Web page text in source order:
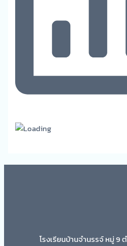
โรงเรียนบ้านจำนรรจ์ หมู่ 9